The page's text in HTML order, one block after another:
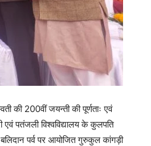
की 200वीं जयन्ती की पूर्णताः एवं
पतंजली विश्वविद्यालय के कुलपति
पर्व पर आयोजित गुरुकुल कांगड़ी